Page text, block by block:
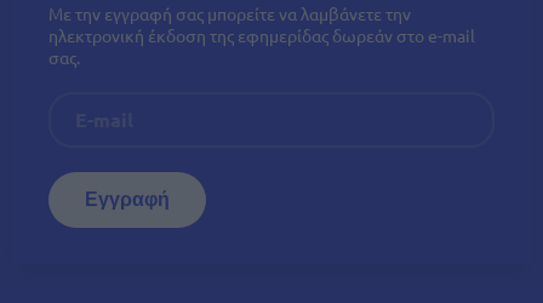
Με την εγγραφή σας μπορείτε να λαμβάνετε την
ηλεκτρονική έκδοση της εφημερίδας δωρεάν στο e-mail
σας.